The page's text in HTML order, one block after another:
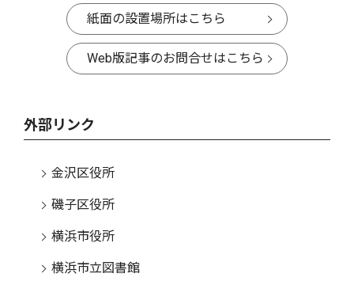
紙面の設置場所はこちら
Web版記事のお問合せはこちら
外部リンク
金沢区役所
磯子区役所
横浜市役所
横浜市立図書館